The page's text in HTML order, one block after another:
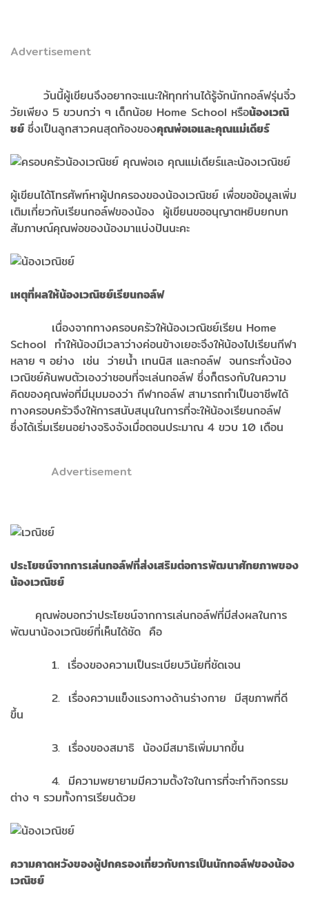
Advertisement
วันนี้ผู้เขียนจึงอยากจะแนะให้ทุกท่านได้รู้จักนักกอล์ฟรุ่นจิ๋ว
วัยเพียง 5 ขวบกว่า ๆ เด็กน้อย Home School หรือน้องเวณิ
ชย์ซึ่งเป็นลูกสาวคนสุดท้องของคุณพ่อเอและคุณแม่เดียร์
ผู้เขียนได้โทรศัพท์หาผู้ปกครองของน้องเวณิชย์ เพื่อขอข้อมูลเพิ่ม
เติมเกี่ยวกับเรียนกอล์ฟของน้อง ผู้เขียนขออนุญาตหยิบยกบท
สัมภาษณ์คุณพ่อของน้องมาแบ่งปันนะคะ
เหตุที่ผลให้น้องเวณิชย์เรียนกอล์ฟ
เนื่องจากทางครอบครัวให้น้องเวณิชย์เรียน Home
School ทำให้น้องมีเวลาว่างค่อนข้างเยอะจึงให้น้องไปเรียนกีฬา
หลาย ๆ อย่าง เช่น ว่ายน้ำ เทนนิส และกอล์ฟ จนกระทั่งน้อง
เวณิชย์ค้นพบตัวเองว่าชอบที่จะเล่นกอล์ฟ ซึ่งก็ตรงกับในความ
คิดของคุณพ่อที่มีมุมมองว่า กีฬากอล์ฟ สามารถทำเป็นอาชีพได้
ทางครอบครัวจึงให้การสนับสนุนในการที่จะให้น้องเรียนกอล์ฟ
ซึ่งได้เริ่มเรียนอย่างจริงจังเมื่อตอนประมาณ 4 ขวบ 10 เดือน
Advertisement
ประโยชน์จากการเล่นกอล์ฟที่ส่งเสริมต่อการพัฒนาศักยภาพของ
น้องเวณิชย์
คุณพ่อบอกว่าประโยชน์จากการเล่นกอล์ฟที่มีส่งผลในการ
พัฒนาน้องเวณิชย์ที่เห็นได้ชัด คือ
1. เรื่องของความเป็นระเบียบวินัยที่ชัดเจน
2. เรื่องความแข็งแรงทางด้านร่างกาย มีสุขภาพที่ดี
ขึ้น
3. เรื่องของสมาธิ น้องมีสมาธิเพิ่มมากขึ้น
4. มีความพยายามมีความตั้งใจในการที่จะทำกิจกรรม
ต่าง ๆ รวมทั้งการเรียนด้วย
ความคาดหวังของผู้ปกครองเกี่ยวกับการเป็นนักกอล์ฟของน้อง
เวณิชย์